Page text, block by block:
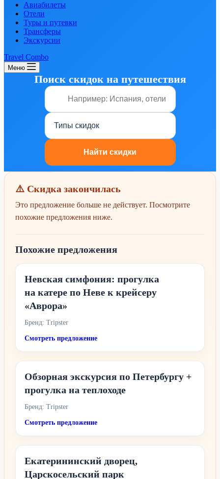
Авиабилеты
Отели
Туры и путевки
Трансферы
Экскурсии
Travel Combo
Меню
Поиск скидок на путешествия
⚠️ Скидка закончилась
Это предложение больше не действует. Посмотрите
похожие предложения ниже.
Похожие предложения
Невская симфония: прогулка
на катере по Неве к крейсеру
«Аврора»
Бренд: Tripster
Смотреть предложение
Обзорная экскурсия по Петербургу +
прогулка на теплоходе
Бренд: Tripster
Смотреть предложение
Екатерининский дворец,
Царскосельский парк